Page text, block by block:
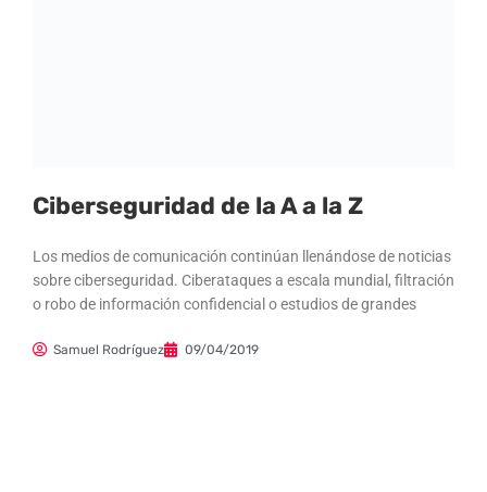
Ciberseguridad de la A a la Z
Los medios de comunicación continúan llenándose de noticias
sobre ciberseguridad. Ciberataques a escala mundial, filtración
o robo de información confidencial o estudios de grandes
Samuel Rodríguez 09/04/2019